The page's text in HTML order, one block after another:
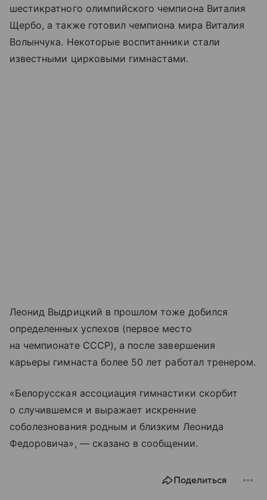
шестикратного олимпийского чемпиона Виталия
Щербо, а также готовил чемпиона мира Виталия
Волынчука. Некоторые воспитанники стали
известными цирковыми гимнастами.
Леонид Выдрицкий в прошлом тоже добился
определенных успехов (первое место
на чемпионате СССР), а после завершения
карьеры гимнаста более 50 лет работал тренером.
«Белорусская ассоциация гимнастики скорбит
о случившемся и выражает искренние
соболезнования родным и близким Леонида
Федоровича», — сказано в сообщении.
Поделиться